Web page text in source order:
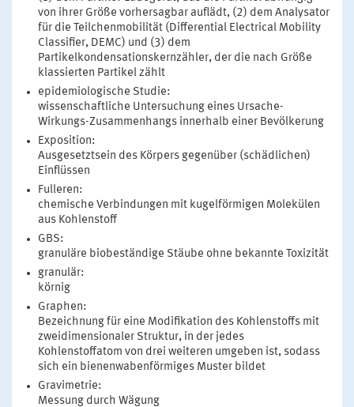
von ihrer Größe vorhersagbar auflädt, (2) dem Analysator
für die Teilchenmobilität (Differential Electrical Mobility
Classifier, DEMC) und (3) dem
Partikelkondensationskernzähler, der die nach Größe
klassierten Partikel zählt
epidemiologische Studie:
wissenschaftliche Untersuchung eines Ursache-
Wirkungs-Zusammenhangs innerhalb einer Bevölkerung
Exposition:
Ausgesetztsein des Körpers gegenüber (schädlichen)
Einflüssen
Fulleren:
chemische Verbindungen mit kugelförmigen Molekülen
aus Kohlenstoff
GBS:
granuläre biobeständige Stäube ohne bekannte Toxizität
granulär:
körnig
Graphen:
Bezeichnung für eine Modifikation des Kohlenstoffs mit
zweidimensionaler Struktur, in der jedes
Kohlenstoffatom von drei weiteren umgeben ist, sodass
sich ein bienenwabenförmiges Muster bildet
Gravimetrie:
Messung durch Wägung